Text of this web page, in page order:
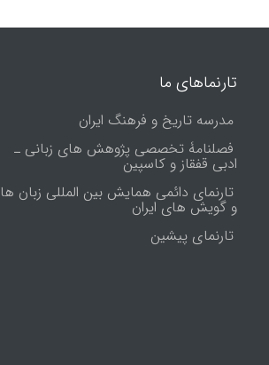
تارنماهای ما
مدرسه تاریخ و فرهنگ ایران
فصلنامۀ تخصصی پژوهش های زبانی ـ
ادبی قفقاز و کاسپین
تارنمای دائمی همایش بین المللی زبان ها
و گویش های ایران
تارنماى پيشين